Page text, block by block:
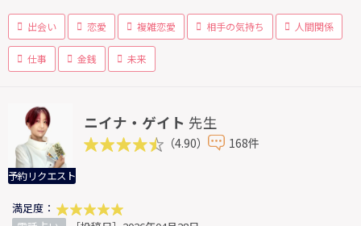
出会い 恋愛 複雑恋愛 相手の気持ち 人間関係
仕事 金銭 未来
予約リクエスト
ニイナ・ゲイト 先生
（4.90） 168件
満足度：